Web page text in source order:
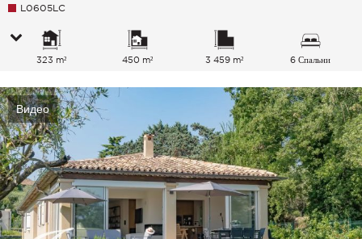
L0605LC
323 m² 450 m² 3 459 m² 6 Спальни
Видео